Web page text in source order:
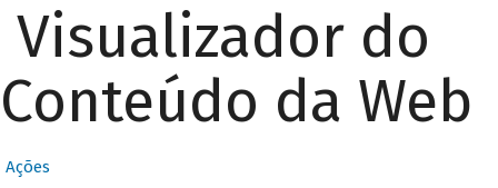
Visualizador do
Conteúdo da Web
Ações